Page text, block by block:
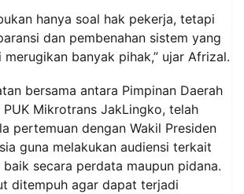
hanya soal hak pekerja, tetapi
dan pembenahan sistem yang
merugikan banyak pihak,” ujar Afrizal.
bersama antara Pimpinan Daerah
Mikrotrans JakLingko, telah
pertemuan dengan Wakil Presiden
guna melakukan audiensi terkait
secara perdata maupun pidana.
ditempuh agar dapat terjadi